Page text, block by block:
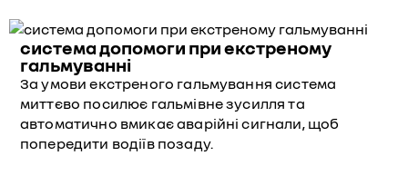
система допомоги при екстреному
гальмуванні
За умови екстреного гальмування система
миттєво посилює гальмівне зусилля та
автоматично вмикає аварійні сигнали, щоб
попередити водіїв позаду.